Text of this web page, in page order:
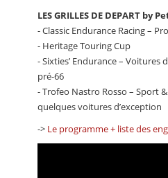
LES GRILLES DE DEPART by
- Classic Endurance Racing –
- Heritage Touring Cup
- Sixties’ Endurance – Voitures
pré-66
- Trofeo Nastro Rosso – Sport
quelques voitures d’exception
-> Le programme + liste des